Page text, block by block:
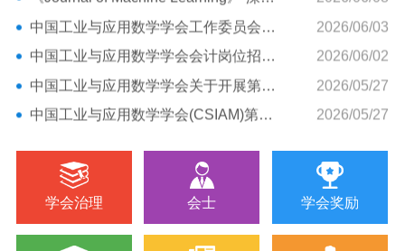
2026/08/07
2026/07/07
关于举办中国工业与应用数学学会青年论坛的通知（第三轮）
2026/06/23
学会治理 会士 学会奖励